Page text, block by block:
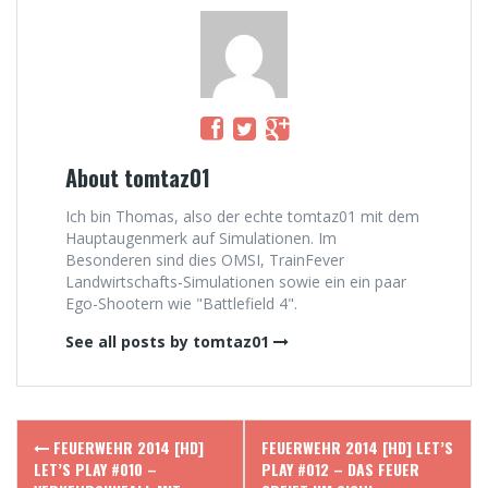
About tomtaz01
Ich bin Thomas, also der echte tomtaz01 mit dem
Hauptaugenmerk auf Simulationen. Im
Besonderen sind dies OMSI, TrainFever
Landwirtschafts-Simulationen sowie ein ein paar
Ego-Shootern wie "Battlefield 4".
See all posts by tomtaz01
PostFEUERWEHR 2014 [HD]
LET’S PLAY #010 –
FEUERWEHR 2014 [HD] LET’S
PLAY #012 – DAS FEUER